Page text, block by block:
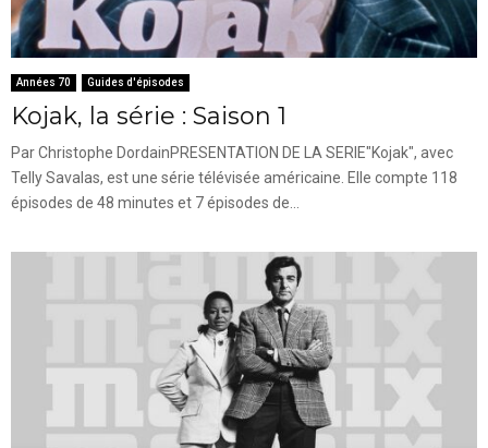
Années 70 Guides d'épisodes
Kojak, la série : Saison 1
Par Christophe DordainPRESENTATION DE LA SERIE"Kojak", avec
Telly Savalas, est une série télévisée américaine. Elle compte 118
épisodes de 48 minutes et 7 épisodes de...